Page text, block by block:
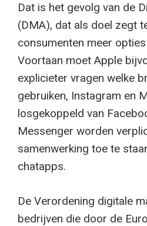
Dat is het gevolg van de
(DMA), dat als doel zegt
consumenten meer
Voortaan moet Apple
explicieter vragen welke
gebruiken, Instagram en
losgekoppeld van
Messenger worden
samenwerking toe te
chatapps.
De Verordening digitale
bedrijven die door de